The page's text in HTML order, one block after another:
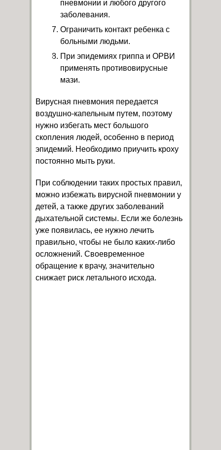
пневмонии и любого другого
заболевания.
Ограничить контакт ребенка с
больными людьми.
При эпидемиях гриппа и ОРВИ
применять противовирусные
мази.
Вирусная пневмония передается
воздушно-капельным путем, поэтому
нужно избегать мест большого
скопления людей, особенно в период
эпидемий. Необходимо приучить кроху
постоянно мыть руки.
При соблюдении таких простых правил,
можно избежать вирусной пневмонии у
детей, а также других заболеваний
дыхательной системы. Если же болезнь
уже появилась, ее нужно лечить
правильно, чтобы не было каких-либо
осложнений. Своевременное
обращение к врачу, значительно
снижает риск летального исхода.